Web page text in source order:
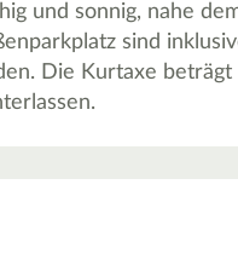
und sonnig, nahe
sind
Die Kurtaxe